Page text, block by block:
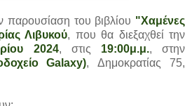
του βιβλίου "Χαμένες
Λιβυκού, που θα διεξαχθεί την
2024, στις 19:00μ.μ., στην
Galaxy), Δημοκρατίας 75,